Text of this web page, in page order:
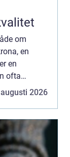
om
en
en
ofta
att bevara
2026